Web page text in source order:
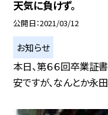
天気に負けず。
公開日 2021/03/12
お知らせ
本日、第６６回卒業証
安ですが、なんとか永